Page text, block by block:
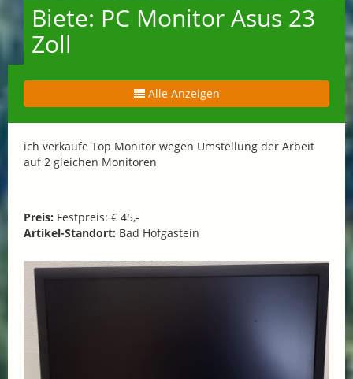
Biete: PC Monitor Asus 23
Zoll
Alle Anzeigen
ich verkaufe Top Monitor wegen Umstellung der Arbeit
auf 2 gleichen Monitoren
Preis: Festpreis: € 45,-
Artikel-Standort: Bad Hofgastein